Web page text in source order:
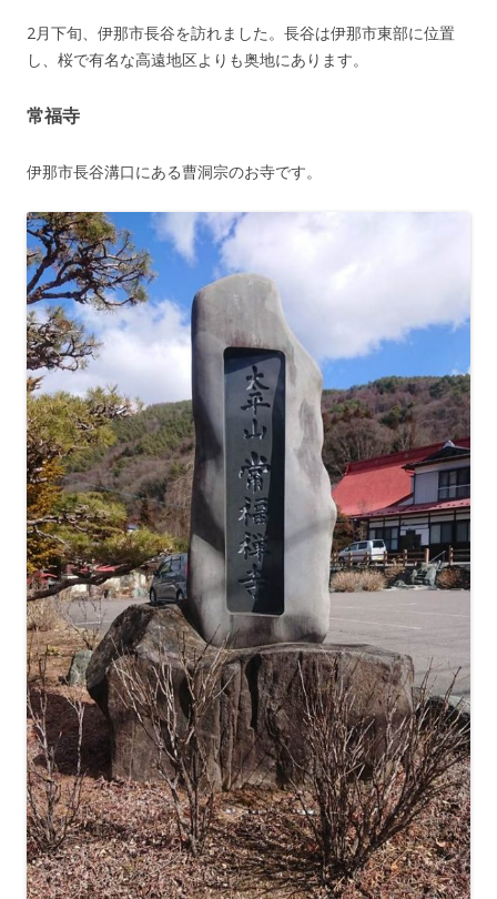
2月下旬、伊那市長谷を訪れました。長谷は伊那市東部に位置
し、桜で有名な高遠地区よりも奥地にあります。
常福寺
伊那市長谷溝口にある曹洞宗のお寺です。